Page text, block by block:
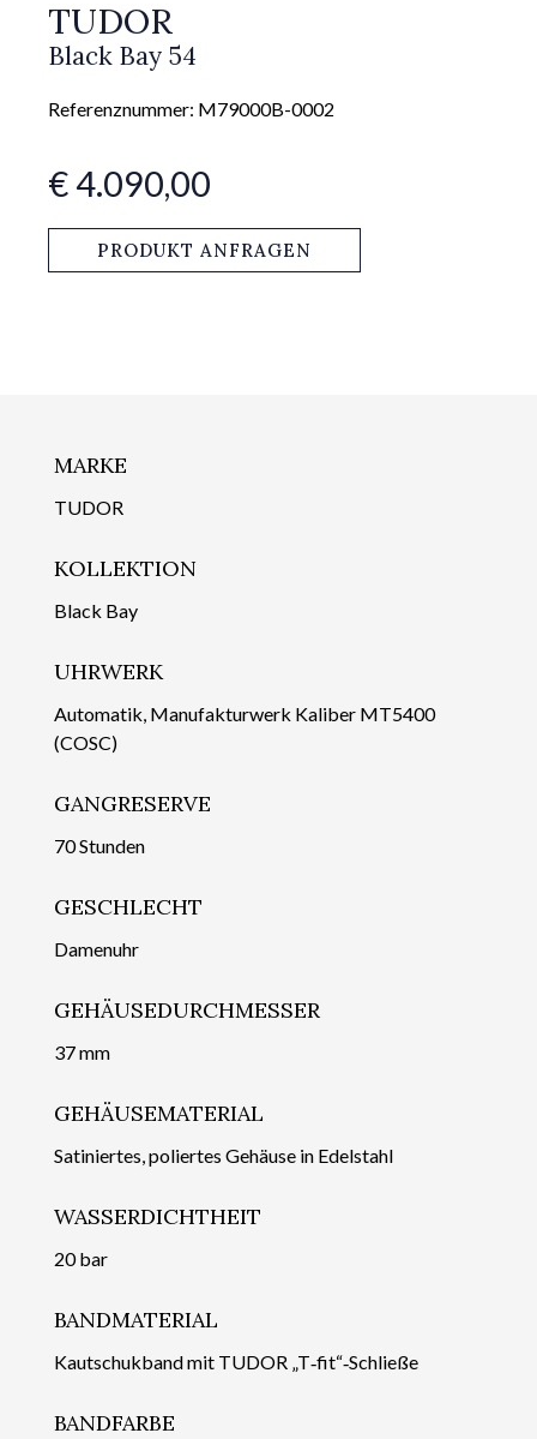
TUDOR
Black Bay 54
Referenznummer: M79000B-0002
€ 4.090,00
PRODUKT ANFRAGEN
MARKE
TUDOR
KOLLEKTION
Black Bay
UHRWERK
Automatik, Manufakturwerk Kaliber MT5400
(COSC)
GANGRESERVE
70 Stunden
GESCHLECHT
Damenuhr
GEHÄUSEDURCHMESSER
37 mm
GEHÄUSEMATERIAL
Satiniertes, poliertes Gehäuse in Edelstahl
WASSERDICHTHEIT
20 bar
BANDMATERIAL
Kautschukband mit TUDOR „T‑fit“‑Schließe
BANDFARBE